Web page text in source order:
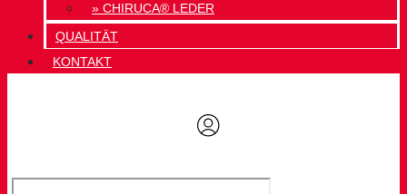
» CHIRUCA® LEDER
QUALITÄT
KONTAKT